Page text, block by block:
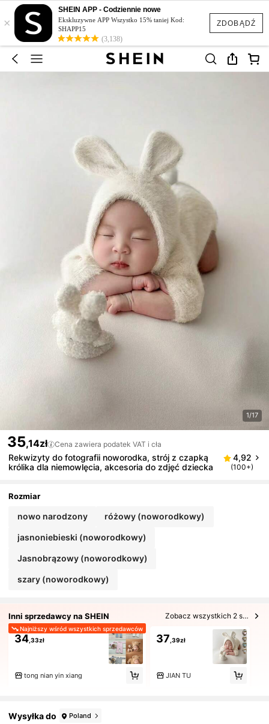
ZDOBĄDŹ
×
SHEIN APP - Codziennie nowe
Ekskluzywne APP Wszystko 15% taniej Kod:
SHAPP15
(3,138)
1/17
35,14zł Cena zawiera podatek VAT i cła
Rekwizyty do fotografii noworodka, strój z czapką
królika dla niemowlęcia, akcesoria do zdjęć dziecka
4,92
(100+)
Rozmiar
nowo narodzony różowy (noworodkowy)
jasnoniebieski (noworodkowy)
Jasnobrązowy (noworodkowy)
szary (noworodkowy)
Inni sprzedawcy na SHEIN Zobacz wszystkich 2 sprzedających
Najniższy wśród wszystkich sprzedawców
34,33zł
tong nian yin xiang
37 ,39zł
JIAN TU
Wysyłka do Poland